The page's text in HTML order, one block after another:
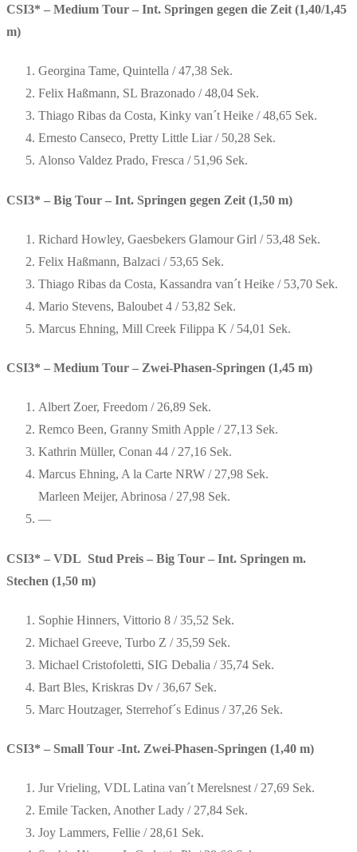
CSI3* – Medium Tour – Int. Springen gegen die Zeit (1,40/1,45
m)
Georgina Tame, Quintella / 47,38 Sek.
Felix Haßmann, SL Brazonado / 48,04 Sek.
Thiago Ribas da Costa, Kinky van´t Heike / 48,65 Sek.
Ernesto Canseco, Pretty Little Liar / 50,28 Sek.
Alonso Valdez Prado, Fresca / 51,96 Sek.
CSI3* – Big Tour – Int. Springen gegen Zeit (1,50 m)
Richard Howley, Gaesbekers Glamour Girl / 53,48 Sek.
Felix Haßmann, Balzaci / 53,65 Sek.
Thiago Ribas da Costa, Kassandra van´t Heike / 53,70 Sek.
Mario Stevens, Baloubet 4 / 53,82 Sek.
Marcus Ehning, Mill Creek Filippa K / 54,01 Sek.
CSI3* – Medium Tour – Zwei-Phasen-Springen (1,45 m)
Albert Zoer, Freedom / 26,89 Sek.
Remco Been, Granny Smith Apple / 27,13 Sek.
Kathrin Müller, Conan 44 / 27,16 Sek.
Marcus Ehning, A la Carte NRW / 27,98 Sek.
Marleen Meijer, Abrinosa / 27,98 Sek.
—
CSI3* – VDL Stud Preis – Big Tour – Int. Springen m.
Stechen (1,50 m)
Sophie Hinners, Vittorio 8 / 35,52 Sek.
Michael Greeve, Turbo Z / 35,59 Sek.
Michael Cristofoletti, SIG Debalia / 35,74 Sek.
Bart Bles, Kriskras Dv / 36,67 Sek.
Marc Houtzager, Sterrehof´s Edinus / 37,26 Sek.
CSI3* – Small Tour -Int. Zwei-Phasen-Springen (1,40 m)
Jur Vrieling, VDL Latina van´t Merelsnest / 27,69 Sek.
Emile Tacken, Another Lady / 27,84 Sek.
Joy Lammers, Fellie / 28,61 Sek.